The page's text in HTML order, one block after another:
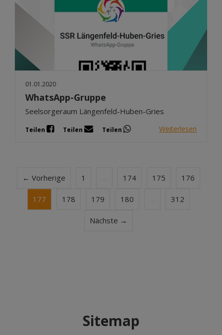
01.01.2020
WhatsApp-Gruppe
Seelsorgeraum Längenfeld-Huben-Gries
Teilen Teilen Teilen Weiterlesen
← Vorherige 1 174 175 176
177 178 179 180 312
Nächste →
Sitemap